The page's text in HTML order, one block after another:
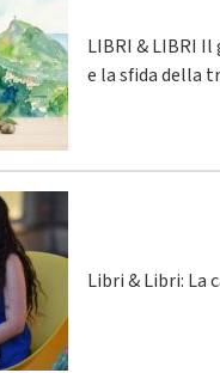
LIBRI & LIBRI
e la sfida della
Libri & Libri: La